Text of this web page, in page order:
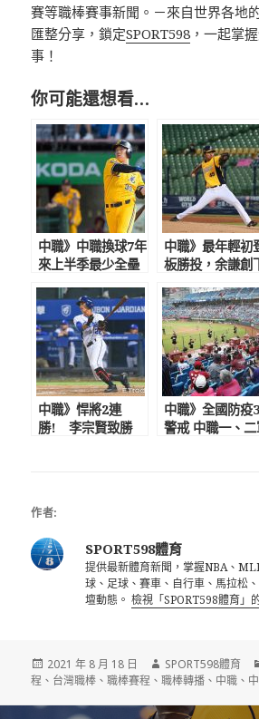
賽等職棒賽事新聞。－來自世界各地
匯整分享，鎖定SPORT598 ，一起掌
事！
你可能還想看…
中職》中職換球7年
來上半季最少全壘
王開轟新低紀錄
中職》最年輕初
板勝投，余謙創
發機會 助總給
分好評
中職》悍將2連
勝! 李宗賢致勝
中職》全國防疫
警戒 中職一、
作者:
SPORT598體育
提供最新體育新聞，掌握NBA、
球、足球、賽車、自行車、馬拉松
壇動態。檢視「SPORT598體育」
發
佈
2021 年 8 月 18 日
作
者
SPORT598體育
程 、 台灣職棒 、職棒賽程 、職棒轉播 、 中職 、